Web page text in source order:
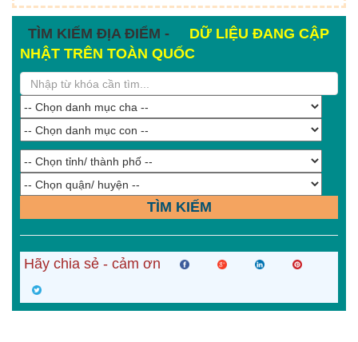
TÌM KIẾM ĐỊA ĐIỂM -
DỮ LIỆU ĐANG CẬP
NHẬT TRÊN TOÀN QUỐC
TÌM KIẾM
Hãy chia sẻ - cảm ơn